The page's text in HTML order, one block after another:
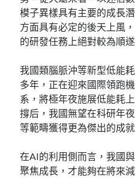
模子異樣具有主要的成長
方面具有必定的後天上風
的研發任務上絕對較為順遂
我國類腦脈沖等新型低能
多年，正在迎來國際領跑
系，將極年夜施展低能耗
撐后，我國無望在科研年
等範疇獲得更為傑出的成就
在AI的利用側而言，我國
聚焦成長，才能夠在將來